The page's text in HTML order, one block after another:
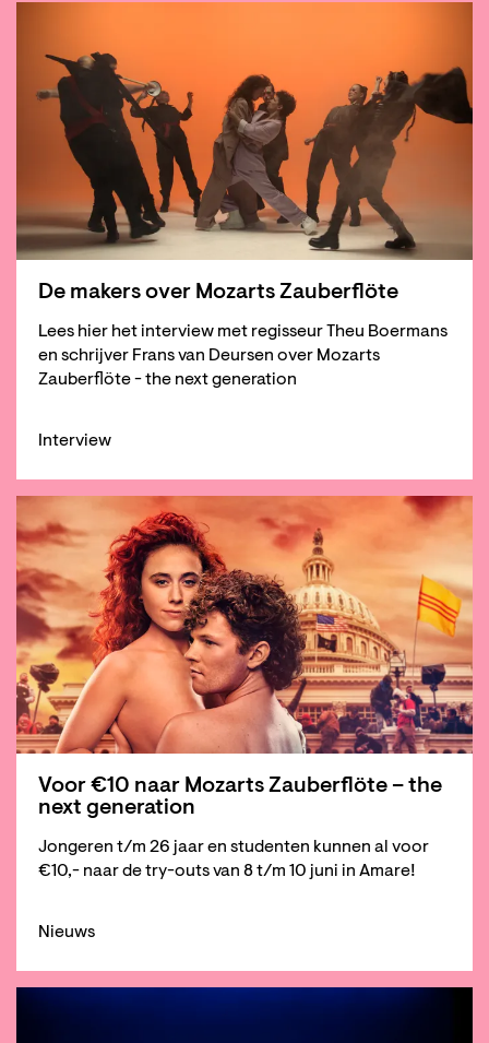
De makers over Mozarts Zauberflöte
Lees hier het interview met regisseur Theu Boermans
en schrijver Frans van Deursen over Mozarts
Zauberflöte - the next generation
Interview
Voor €10 naar Mozarts Zauberflöte – the
next generation
Jongeren t/m 26 jaar en studenten kunnen al voor
€10,- naar de try-outs van 8 t/m 10 juni in Amare!
Nieuws